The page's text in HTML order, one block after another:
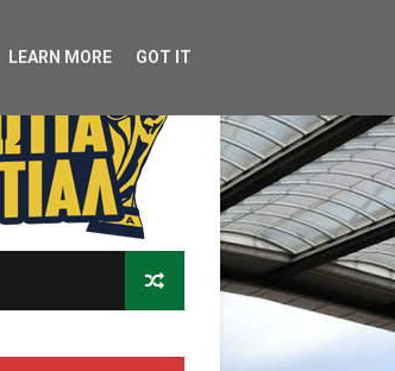
LEARN MORE GOT IT